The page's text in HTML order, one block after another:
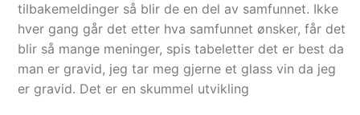
tilbakemeldinger så blir de en del av samfunnet. Ikke
hver gang går det etter hva samfunnet ønsker, får det
blir så mange meninger, spis tabeletter det er best da
man er gravid, jeg tar meg gjerne et glass vin da jeg
er gravid. Det er en skummel utvikling